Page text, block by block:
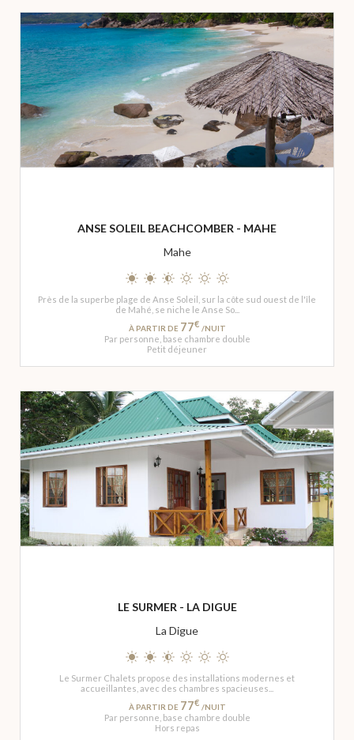
ANSE SOLEIL BEACHCOMBER - MAHE
Mahe
Près de la superbe plage de Anse Soleil, sur la côte sud ouest de l'île
de Mahé, se niche le Anse So...
À PARTIR DE 77€ /NUIT
Par personne, base chambre double
Petit déjeuner
LE SURMER - LA DIGUE
La Digue
Le Surmer Chalets propose des installations modernes et
accueillantes, avec des chambres spacieuses...
À PARTIR DE 77€ /NUIT
Par personne, base chambre double
Hors repas